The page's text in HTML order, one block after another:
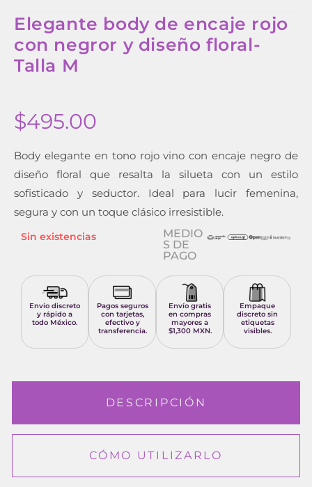
Elegante body de encaje rojo
con negror y diseño floral-
Talla M
$495.00
Body elegante en tono rojo vino con encaje negro de
diseño floral que resalta la silueta con un estilo
sofisticado y seductor. Ideal para lucir femenina,
segura y con un toque clásico irresistible.
Sin existencias
MEDIO
S DE
PAGO
Envío discreto
y rápido a
todo México.
Pagos seguros
con tarjetas,
efectivo y
transferencia.
Envío gratis
en compras
mayores a
$1,300 MXN.
Empaque
discreto sin
etiquetas
visibles.
DESCRIPCIÓN
CÓMO UTILIZARLO